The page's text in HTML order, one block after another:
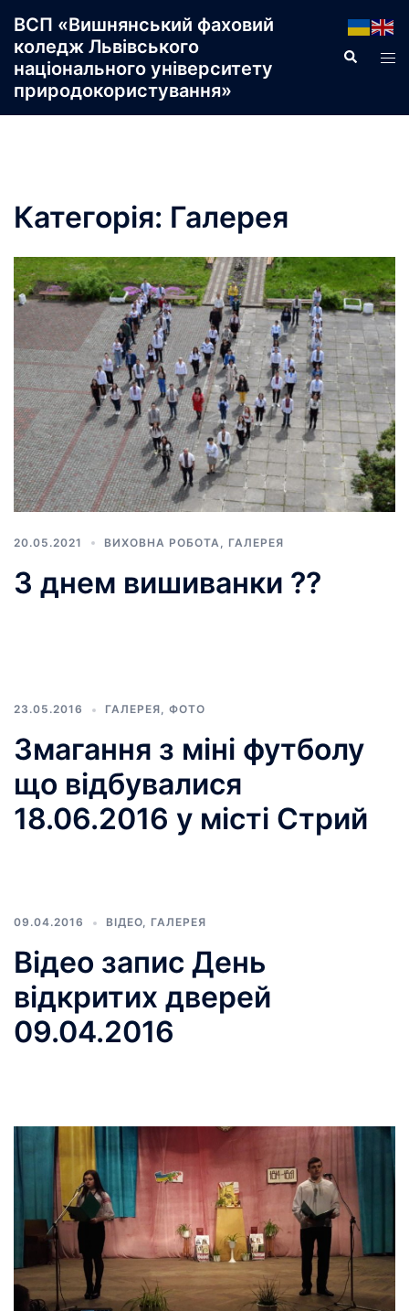
до
вмісту
ВСП «Вишнянський фаховий
коледж Львівського
національного університету
природокористування»
Пошук
Категорія: Галерея
20.05.2021 ВИХОВНА РОБОТА ГАЛЕРЕЯ
З днем вишиванки ??
23.05.2016 ГАЛЕРЕЯ, ФОТО
Змагання з міні футболу
що відбувалися
18.06.2016 у місті Стрий
09.04.2016 ВІДЕО, ГАЛЕРЕЯ
Відео запис День
відкритих дверей
09.04.2016